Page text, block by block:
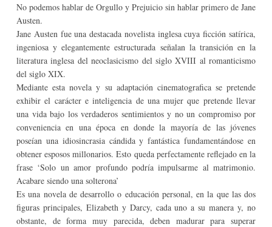
No podemos hablar de Orgullo y Prejuicio sin hablar primero de Jane
Austen.
Jane Austen fue unadestacada novelista inglesa cuya ficción satírica,
ingeniosa y elegantemente estructurada señalan la transición en la
literatura inglesa del neoclasicismo del siglo XVIII al romanticismo
del siglo XIX.
Mediante esta novela y su adaptación cinematografica se pretende
exhibir el carácter e inteligencia de una mujer que pretende llevar
una vida bajo los verdaderos sentimientos y no un compromiso por
conveniencia en una época en donde la mayoría de las jóvenes
poseían una idiosincrasia cándida y fantástica fundamentándose en
obtener esposos millonarios. Esto queda perfectamente reflejado en la
frase ‘Solo un amor profundo podría impulsarme al matrimonio.
Acabare siendo una solterona’
Es una novela de desarrollo o educación personal, en la que las dos
figuras principales, Elizabeth y Darcy, cada uno a su manera y, no
obstante, de forma muy parecida, deben madurar para superar